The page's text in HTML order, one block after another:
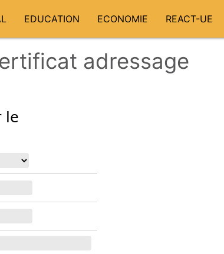
EDUCATION ECONOMIE REACT-UE
adressage
le